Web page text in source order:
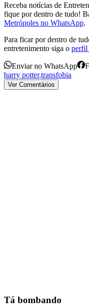
Receba notícias de
fique por dentro de tudo!
Metrópoles no WhatsApp.
Para ficar por dentro de
entretenimento siga o perfil
Enviar no WhatsApp
harry potter,transfobia
Ver Comentários
Tá bombando